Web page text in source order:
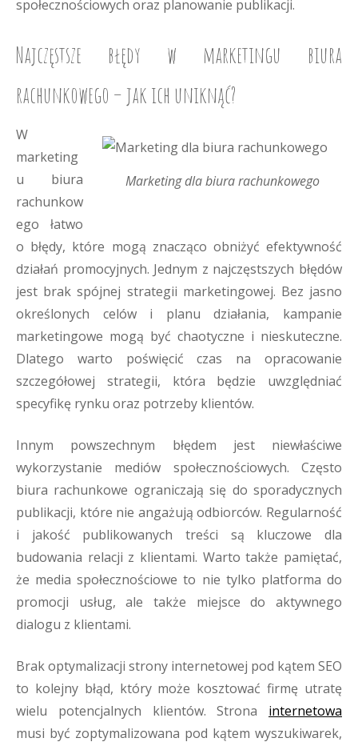
społecznościowych oraz planowanie publikacji.
Najczęstsze błędy w marketingu biura
rachunkowego – jak ich uniknąć?
Marketing dla biura rachunkowego
W
marketing
u biura
rachunkow
ego łatwo
o błędy, które mogą znacząco obniżyć efektywność
działań promocyjnych. Jednym z najczęstszych błędów
jest brak spójnej strategii marketingowej. Bez jasno
określonych celów i planu działania, kampanie
marketingowe mogą być chaotyczne i nieskuteczne.
Dlatego warto poświęcić czas na opracowanie
szczegółowej strategii, która będzie uwzględniać
specyfikę rynku oraz potrzeby klientów.
Innym powszechnym błędem jest niewłaściwe
wykorzystanie mediów społecznościowych. Często
biura rachunkowe ograniczają się do sporadycznych
publikacji, które nie angażują odbiorców. Regularność
i jakość publikowanych treści są kluczowe dla
budowania relacji z klientami. Warto także pamiętać,
że media społecznościowe to nie tylko platforma do
promocji usług, ale także miejsce do aktywnego
dialogu z klientami.
Brak optymalizacji strony internetowej pod kątem SEO
to kolejny błąd, który może kosztować firmę utratę
wielu potencjalnych klientów. Strona internetowa
musi być zoptymalizowana pod kątem wyszukiwarek,